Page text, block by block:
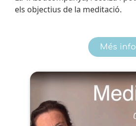
els objectius de la meditació.
Més info